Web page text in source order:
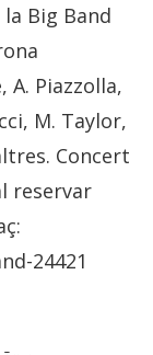
Big Band
Piazzolla,
M. Taylor,
Concert
reservar
24421